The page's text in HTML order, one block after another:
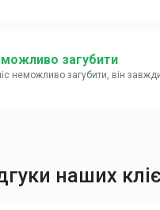
загубити
неможливо загубити, він
наших